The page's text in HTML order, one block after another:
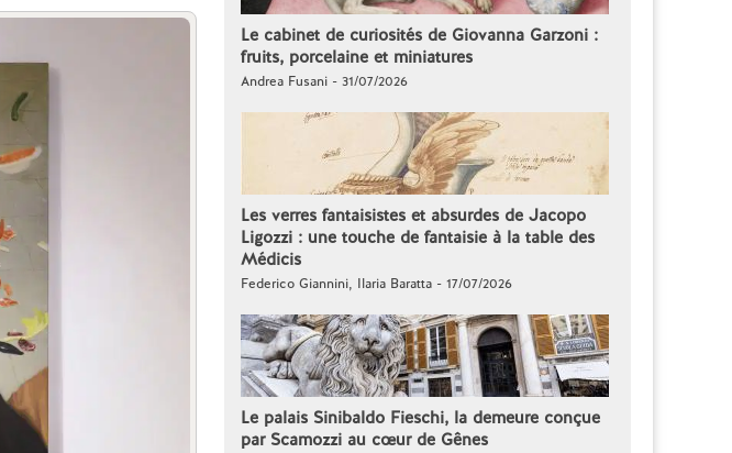
Le cabinet de curiosités de Giovanna Garzoni :
fruits, porcelaine et miniatures
Andrea Fusani - 31/07/2026
Les verres fantaisistes et absurdes de Jacopo
Ligozzi : une touche de fantaisie à la table des
Médicis
Federico Giannini, Ilaria Baratta - 17/07/2026
Le palais Sinibaldo Fieschi, la demeure conçue
par Scamozzi au cœur de Gênes